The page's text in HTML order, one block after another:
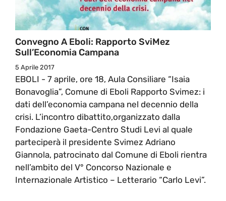
Convegno A Eboli: Rapporto SviMez
Sull’Economia Campana
5 Aprile 2017
EBOLI - 7 aprile, ore 18, Aula Consiliare “Isaia
Bonavoglia”, Comune di Eboli Rapporto Svimez: i
dati dell’economia campana nel decennio della
crisi. L’incontro dibattito,organizzato dalla
Fondazione Gaeta-Centro Studi Levi al quale
parteciperà il presidente Svimez Adriano
Giannola, patrocinato dal Comune di Eboli rientra
nell’ambito del V° Concorso Nazionale e
Internazionale Artistico – Letterario “Carlo Levi”.